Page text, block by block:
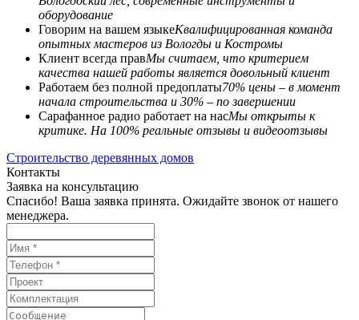
оборудование
Говорим на вашем языкеКвалифицированная команда
опытных мастеров из Вологды и Костромы
Клиент всегда правМы считаем, что критерием
качества нашей работы является довольный клиент
Работаем без полной предоплаты70% цены – в момент
начала строительства и 30% – по завершении
Сарафанное радио работает на насМы открыты к
критике. На 100% реальные отзывы и видеоотзывы
Строительство деревянных домов
Контакты
Заявка на консультацию
Спасибо! Ваша заявка принята. Ожидайте звонок от нашего
менеджера.